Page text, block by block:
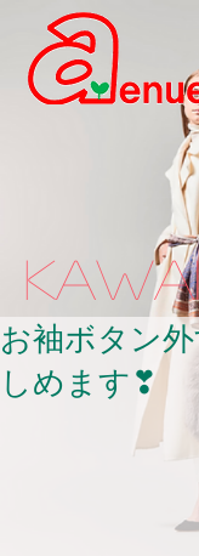
お袖ボタン
しめます❣